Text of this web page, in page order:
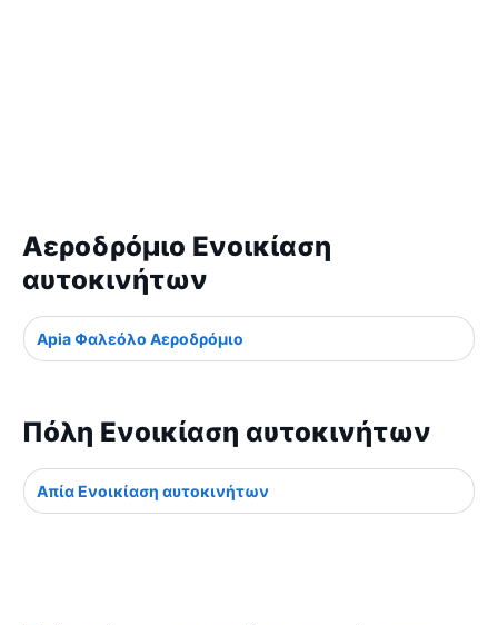
Αεροδρόμιο Ενοικίαση
αυτοκινήτων
Apia Φαλεόλο Αεροδρόμιο
Πόλη Ενοικίαση αυτοκινήτων
Απία Ενοικίαση αυτοκινήτων